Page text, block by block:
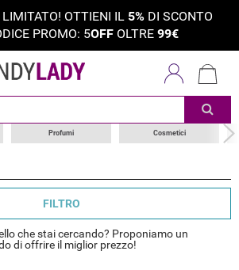
OTTIENI IL 5% DI SCONTO
PROMO: 5OFF OLTRE 99€
Profumi Cosmetici
FILTRO
che stai cercando? Proponiamo un
di offrire il miglior prezzo!